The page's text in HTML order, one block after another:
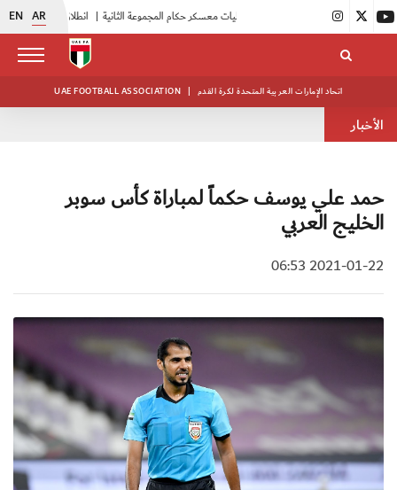
EN AR |
UAE FOOTBALL ASSOCIATION | اتحاد الإمارات العربية المتحدة لكرة القدم
الأخبار
حمد علي يوسف حكماً لمباراة كأس سوبر
الخليج العربي
2021-01-22 06:53